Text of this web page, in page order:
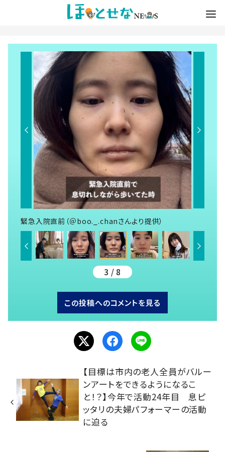
緊急入院直前（＠boo._.chanさんより提供）
3 / 8
この投稿へのコメントを見る
【目標は市内の老人全員がバルー
ンアートをできるようになるこ
と！？】今年で活動24年目 息ピ
ッタリの夫婦パフォーマーの活動
に迫る